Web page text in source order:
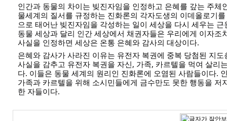
인간과 동물의 차이는 빚진자임을 인정하고 은혜를 갚는 주체
물세계의 질서를 규정하는 진화론의 각자도생의 이데올로기
으로 태어난 빚진자임을 각성하는 일이 세상을 다시 세우는
동물 세상과 달리 인간 세상에서 채권자들은 우리에게 이자조
사실을 인정하면 세상은 온통 은혜와 감사의 대상이다.
은혜와 감사가 사라진 이유는 유전자 복권에 중복 당첨된 지
사실을 감추고 유전자 복권을 자신, 가족, 카르텔을 먹여 살리
다. 이들은 동물 세계의 원리인 진화론에 오염된 사람들이다.
가족과 카르텔을 위해 소시민들에게 금수만도 못한 행동을 저
한 자들이다.